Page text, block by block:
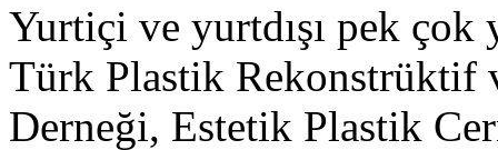
Yurtiçi ve yurtdışı pek çok
Türk Plastik Rekonstrüktif
Derneği, Estetik Plastik